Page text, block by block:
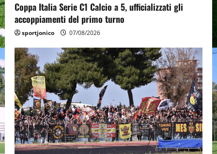
Coppa Italia Serie C1 Calcio a 5, ufficializzati gli
accoppiamenti del primo turno
sportjonico 07/08/2026